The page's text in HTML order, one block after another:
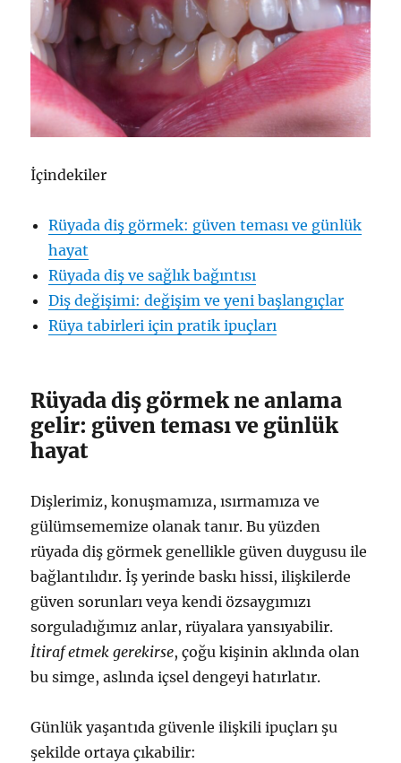
İçindekiler
Rüyada diş görmek: güven teması ve günlük
hayat
Rüyada diş ve sağlık bağıntısı
Diş değişimi: değişim ve yeni başlangıçlar
Rüya tabirleri için pratik ipuçları
Rüyada diş görmek ne anlama
gelir: güven teması ve günlük
hayat
Dişlerimiz, konuşmamıza, ısırmamıza ve
gülümsememize olanak tanır. Bu yüzden
rüyada diş görmek genellikle güven duygusu ile
bağlantılıdır. İş yerinde baskı hissi, ilişkilerde
güven sorunları veya kendi özsaygımızı
sorguladığımız anlar, rüyalara yansıyabilir.
İtiraf etmek gerekirse, çoğu kişinin aklında olan
bu simge, aslında içsel dengeyi hatırlatır.
Günlük yaşantıda güvenle ilişkili ipuçları şu
şekilde ortaya çıkabilir: